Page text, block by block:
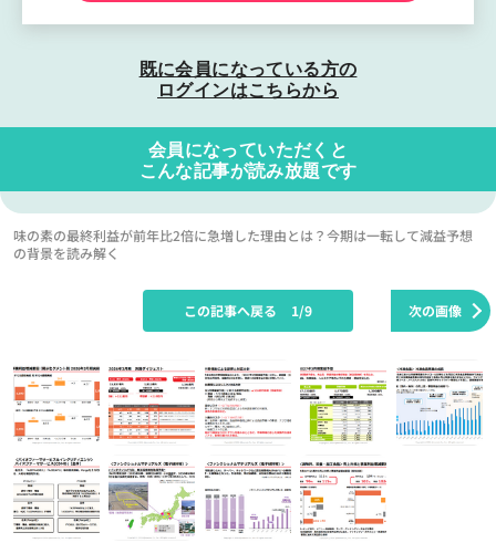
既に会員になっている方の
ログインはこちらから
会員になっていただくと
こんな記事が読み放題です
味の素の最終利益が前年比2倍に急増した理由とは？今期は一転して減益予想
の背景を読み解く
次の画像
この記事へ戻る 1/9